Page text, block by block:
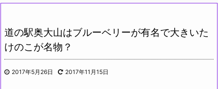
道の駅奥大山はブルーベリーが有名で大きいた
けのこが名物？
2017年5月26日 2017年11月15日